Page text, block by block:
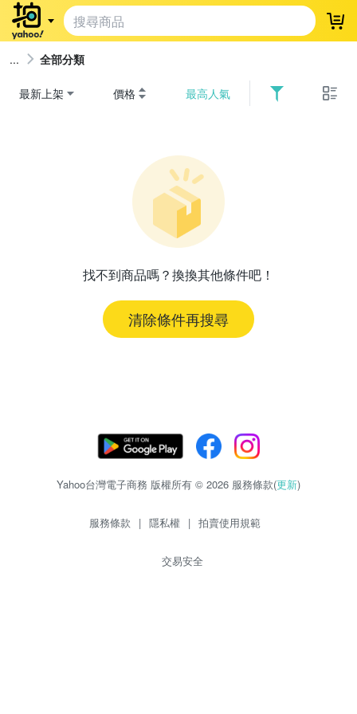
登
全部分類
最新上架 價格 最高人氣
找不到商品嗎？換換其他條件吧！
清除條件再搜尋
Yahoo台灣電子商務 版權所有 © 2026 服務條款(更新)
服務條款 | 隱私權 | 拍賣使用規範
交易安全